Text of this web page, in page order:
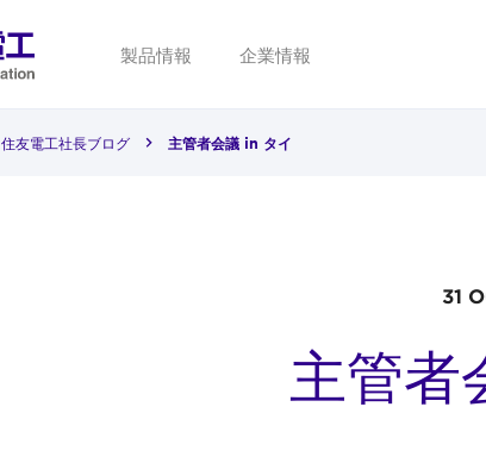
製品情報 企業情報
住友電工社長ブログ 主管者会議 in タイ
31
主管者